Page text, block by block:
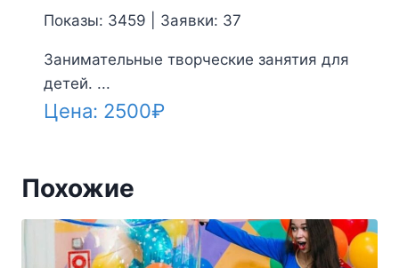
Показы: 3459 | Заявки: 37
Занимательные творческие занятия для
детей. ...
Цена: 2500₽
Похожие